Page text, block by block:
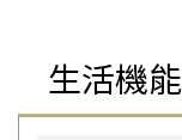
生活機能